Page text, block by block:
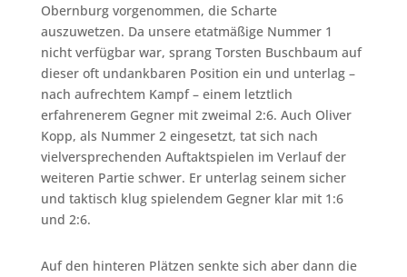
Obernburg vorgenommen, die Scharte
auszuwetzen. Da unsere etatmäßige Nummer 1
nicht verfügbar war, sprang Torsten Buschbaum auf
dieser oft undankbaren Position ein und unterlag –
nach aufrechtem Kampf – einem letztlich
erfahrenerem Gegner mit zweimal 2:6. Auch Oliver
Kopp, als Nummer 2 eingesetzt, tat sich nach
vielversprechenden Auftaktspielen im Verlauf der
weiteren Partie schwer. Er unterlag seinem sicher
und taktisch klug spielendem Gegner klar mit 1:6
und 2:6.
Auf den hinteren Plätzen senkte sich aber dann die